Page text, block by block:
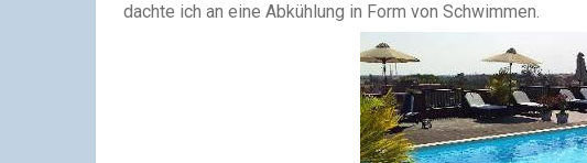
dachte ich an eine Abkühlung in Form von Schwimmen.